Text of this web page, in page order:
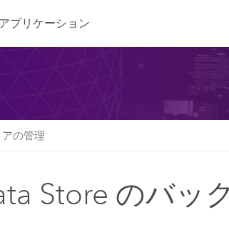
アプリケーション
の管理
Store のバッ